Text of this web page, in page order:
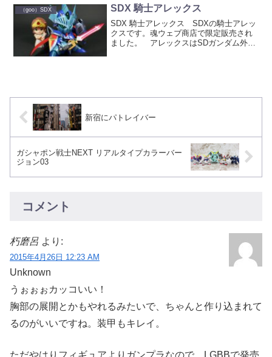
ウなので、肩や盾のディテールがちゃん
と鏡写しになってます。 ...
（goo）SDX SDX 騎士アレックス
SDX 騎士アレックス SDXの騎士アレッ
クスです。魂ウェブ商店で限定販売され
ました。 アレックスはSDガンダム外伝
新宿にパトレイバー
ガシャポン戦士NEXT リアルタイプカラーバー
ジョン03
コメント
朽磨呂 より:
2015年4月26日 12:23 AM
Unknown
うぉぉぉカッコいい！
胸部の展開とかもやれるみたいで、ちゃんと作り込まれて
るのがいいですね。装甲もキレイ。